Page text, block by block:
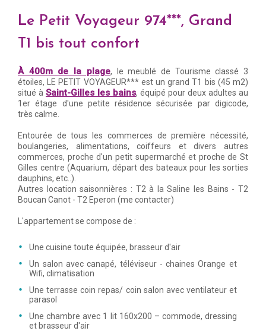
Le Petit Voyageur 974***, Grand
T1 bis tout confort
À 400m de la plage, le meublé de Tourisme classé 3
étoiles, LE PETIT VOYAGEUR*** est un grand T1 bis (45 m2)
situé à Saint-Gilles les bains, équipé pour deux adultes au
1er étage d'une petite résidence sécurisée par digicode,
très calme.
Entourée de tous les commerces de première nécessité,
boulangeries, alimentations, coiffeurs et divers autres
commerces, proche d'un petit supermarché et proche de St
Gilles centre (Aquarium, départ des bateaux pour les sorties
dauphins, etc..).
Autres location saisonnières : T2 à la Saline les Bains - T2
Boucan Canot - T2 Eperon (me contacter)
L'appartement se compose de :
Une cuisine toute équipée, brasseur d'air
Un salon avec canapé, téléviseur - chaines Orange et
Wifi, climatisation
Une terrasse coin repas/ coin salon avec ventilateur et
parasol
Une chambre avec 1 lit 160x200 – commode, dressing
et brasseur d'air